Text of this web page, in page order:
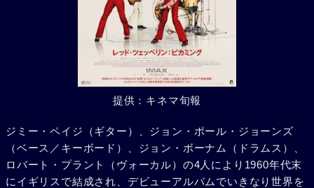
提供：キネマ旬報
ジミー・ペイジ（ギター）、ジョン・ポール・ジョーンズ
（ベース／キーボード）、ジョン・ボーナム（ドラムス）、
ロバート・プラント（ヴォーカル）の4人により1960年代末
にイギリスで結成され、デビューアルバムでいきなり世界を